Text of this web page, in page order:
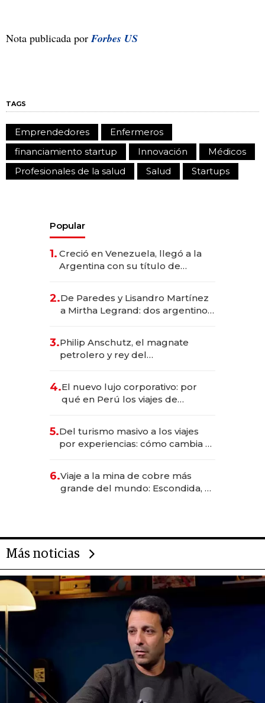
Nota publicada por Forbes US
TAGS
Emprendedores
Enfermeros
financiamiento startup
Innovación
Médicos
Profesionales de la salud
Salud Startups
Popular
1. Creció en Venezuela, llegó a la
Argentina con su título de
las marcas "fast premium"
2.De Paredes y Lisandro Martínez
a Mirtha Legrand: dos argentinos
3.Philip Anschutz, el magnate
petrolero y rey del
Fénix
4.El nuevo lujo corporativo: por
qué en Perú los viajes de
transformadoras
5.Del turismo masivo a los viajes
por experiencias: cómo cambia el
6.Viaje a la mina de cobre más
grande del mundo: Escondida, el
Más noticias